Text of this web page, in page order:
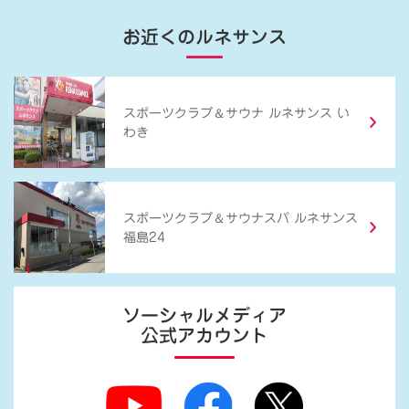
お近くのルネサンス
スポーツクラブ ＆ サウナ ルネサンス い
わき
スポーツクラブ ＆ サウナスパ ルネサンス
福島24
ソーシャルメディア
公式アカウント